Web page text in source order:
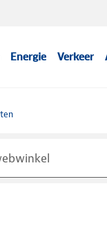
Energie Verkeer